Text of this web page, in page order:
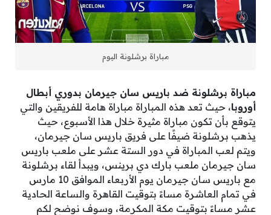
مباراة برشلونة اليوم
مباراة برشلونة ضد باريس سان جيرمان بدوري أبطال
أوروبا، حيث تعد هذه المباراة مباراة هامة للفريقين والتي
يتوقع بأن تكون مباراة مثيرة خلال هذا الأسبوع، حيث
يذهب برشلونة ضيفًا على فريق باريس سان جيرمان،
ويتم لعب المباراة في دور الستة عشر على ملعب باريس
سان جيرمان ملعب بارك دي برينس، ويبدأ لقاء برشلونة
مع باريس سان جيرمان يوم الأربعاء الموافق 10 مارس
في تمام العاشرة مساءً بتوقيت القاهرة والساعة الحادية
عشر مساءً بتوقيت مكة المكرمة، وسوف نوضح لكم